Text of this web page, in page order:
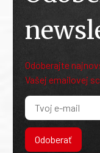
Odoberajte
Vašej emailovej
Odoberať